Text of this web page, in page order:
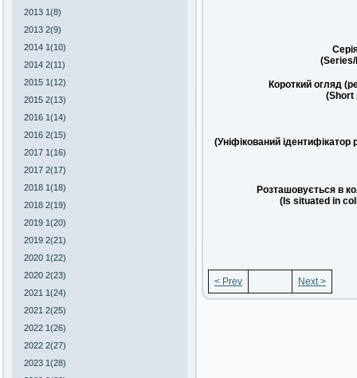
2013 1(8)
2013 2(9)
2014 1(10)
2014 2(11)
2015 1(12)
2015 2(13)
2016 1(14)
2016 2(15)
2017 1(16)
2017 2(17)
2018 1(18)
2018 2(19)
2019 1(20)
2019 2(21)
2020 1(22)
2020 2(23)
2021 1(24)
2021 2(25)
2022 1(26)
2022 2(27)
2023 1(28)
Короткий огляд
(Short
(Уніфікований ідентифікатор
Розташовується в
(Is situated in
< Prev Next >